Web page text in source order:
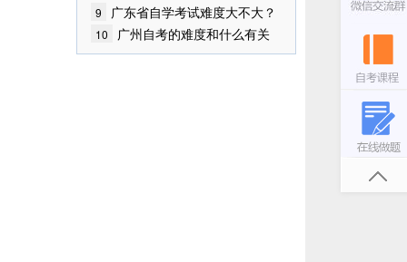
9 广东省自学考试难度大不大？
10
广州自考的难度和什么有关
联？